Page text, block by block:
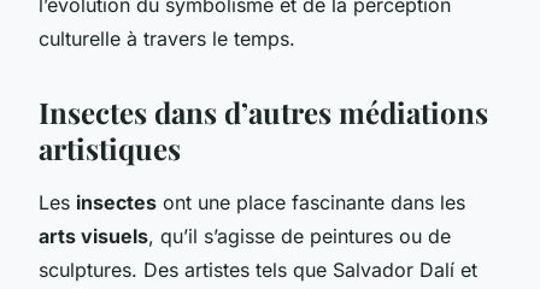
culturelle à travers le temps.
Insectes dans d’autres médiations
artistiques
Les insectes ont une place fascinante dans les
arts visuels, qu’il s’agisse de peintures ou de
sculptures. Des artistes tels que Salvador Dalí et